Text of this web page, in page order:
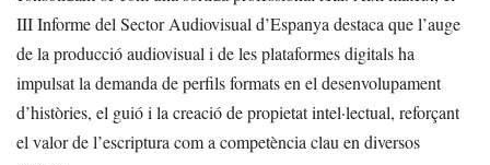
III Informe del Sector Audiovisual d’Espanya destaca que l’auge
de la producció audiovisual i de les plataformes digitals ha
impulsat la demanda de perfils formats en el desenvolupament
d’històries, el guió i la creació de propietat intel·lectual, reforçant
el valor de l’escriptura com a competència clau en diversos